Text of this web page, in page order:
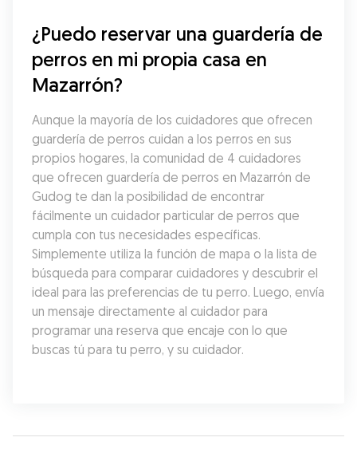
¿Puedo reservar una guardería de
perros en mi propia casa en
Mazarrón?
Aunque la mayoría de los cuidadores que ofrecen
guardería de perros cuidan a los perros en sus
propios hogares, la comunidad de 4 cuidadores
que ofrecen guardería de perros en Mazarrón de
Gudog te dan la posibilidad de encontrar
fácilmente un cuidador particular de perros que
cumpla con tus necesidades específicas.
Simplemente utiliza la función de mapa o la lista de
búsqueda para comparar cuidadores y descubrir el
ideal para las preferencias de tu perro. Luego, envía
un mensaje directamente al cuidador para
programar una reserva que encaje con lo que
buscas tú para tu perro, y su cuidador.